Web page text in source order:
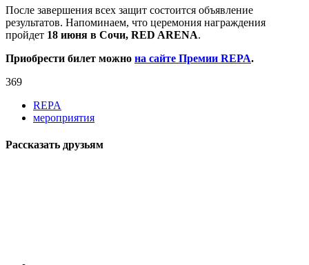
После завершения всех защит состоится объявление
результатов. Напоминаем, что церемония награждения
пройдет 18 июня в Сочи, RED ARENA.
Приобрести билет можно на сайте Премии REPA.
369
REPA
мероприятия
Рассказать друзьям